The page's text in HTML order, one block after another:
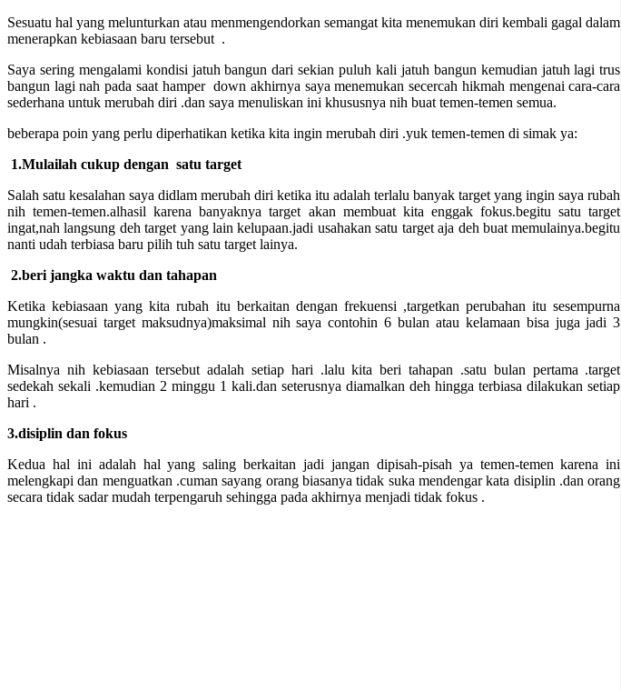
Sesuatu hal yang melunturkan atau menmengendorkan semangat kita menemukan diri kembali gagal dalam
menerapkan kebiasaan baru tersebut .
Saya sering mengalami kondisi jatuh bangun dari sekian puluh kali jatuh bangun kemudian jatuh lagi trus
bangun lagi nah pada saat hamper down akhirnya saya menemukan secercah hikmah mengenai cara-cara
sederhana untuk merubah diri .dan saya menuliskan ini khususnya nih buat temen-temen semua.
beberapa poin yang perlu diperhatikan ketika kita ingin merubah diri .yuk temen-temen di simak ya:
1.Mulailah cukup dengan satu target
Salah satu kesalahan saya didlam merubah diri ketika itu adalah terlalu banyak target yang ingin saya rubah
nih temen-temen.alhasil karena banyaknya target akan membuat kita enggak fokus.begitu satu target
ingat,nah langsung deh target yang lain kelupaan.jadi usahakan satu target aja deh buat memulainya.begitu
nanti udah terbiasa baru pilih tuh satu target lainya.
2.beri jangka waktu dan tahapan
Ketika kebiasaan yang kita rubah itu berkaitan dengan frekuensi ,targetkan perubahan itu sesempurna
mungkin(sesuai target maksudnya)maksimal nih saya contohin 6 bulan atau kelamaan bisa juga jadi 3
bulan .
Misalnya nih kebiasaan tersebut adalah setiap hari .lalu kita beri tahapan .satu bulan pertama .target
sedekah sekali .kemudian 2 minggu 1 kali.dan seterusnya diamalkan deh hingga terbiasa dilakukan setiap
hari .
3.disiplin dan fokus
Kedua hal ini adalah hal yang saling berkaitan jadi jangan dipisah-pisah ya temen-temen karena ini
melengkapi dan menguatkan .cuman sayang orang biasanya tidak suka mendengar kata disiplin .dan orang
secara tidak sadar mudah terpengaruh sehingga pada akhirnya menjadi tidak fokus .